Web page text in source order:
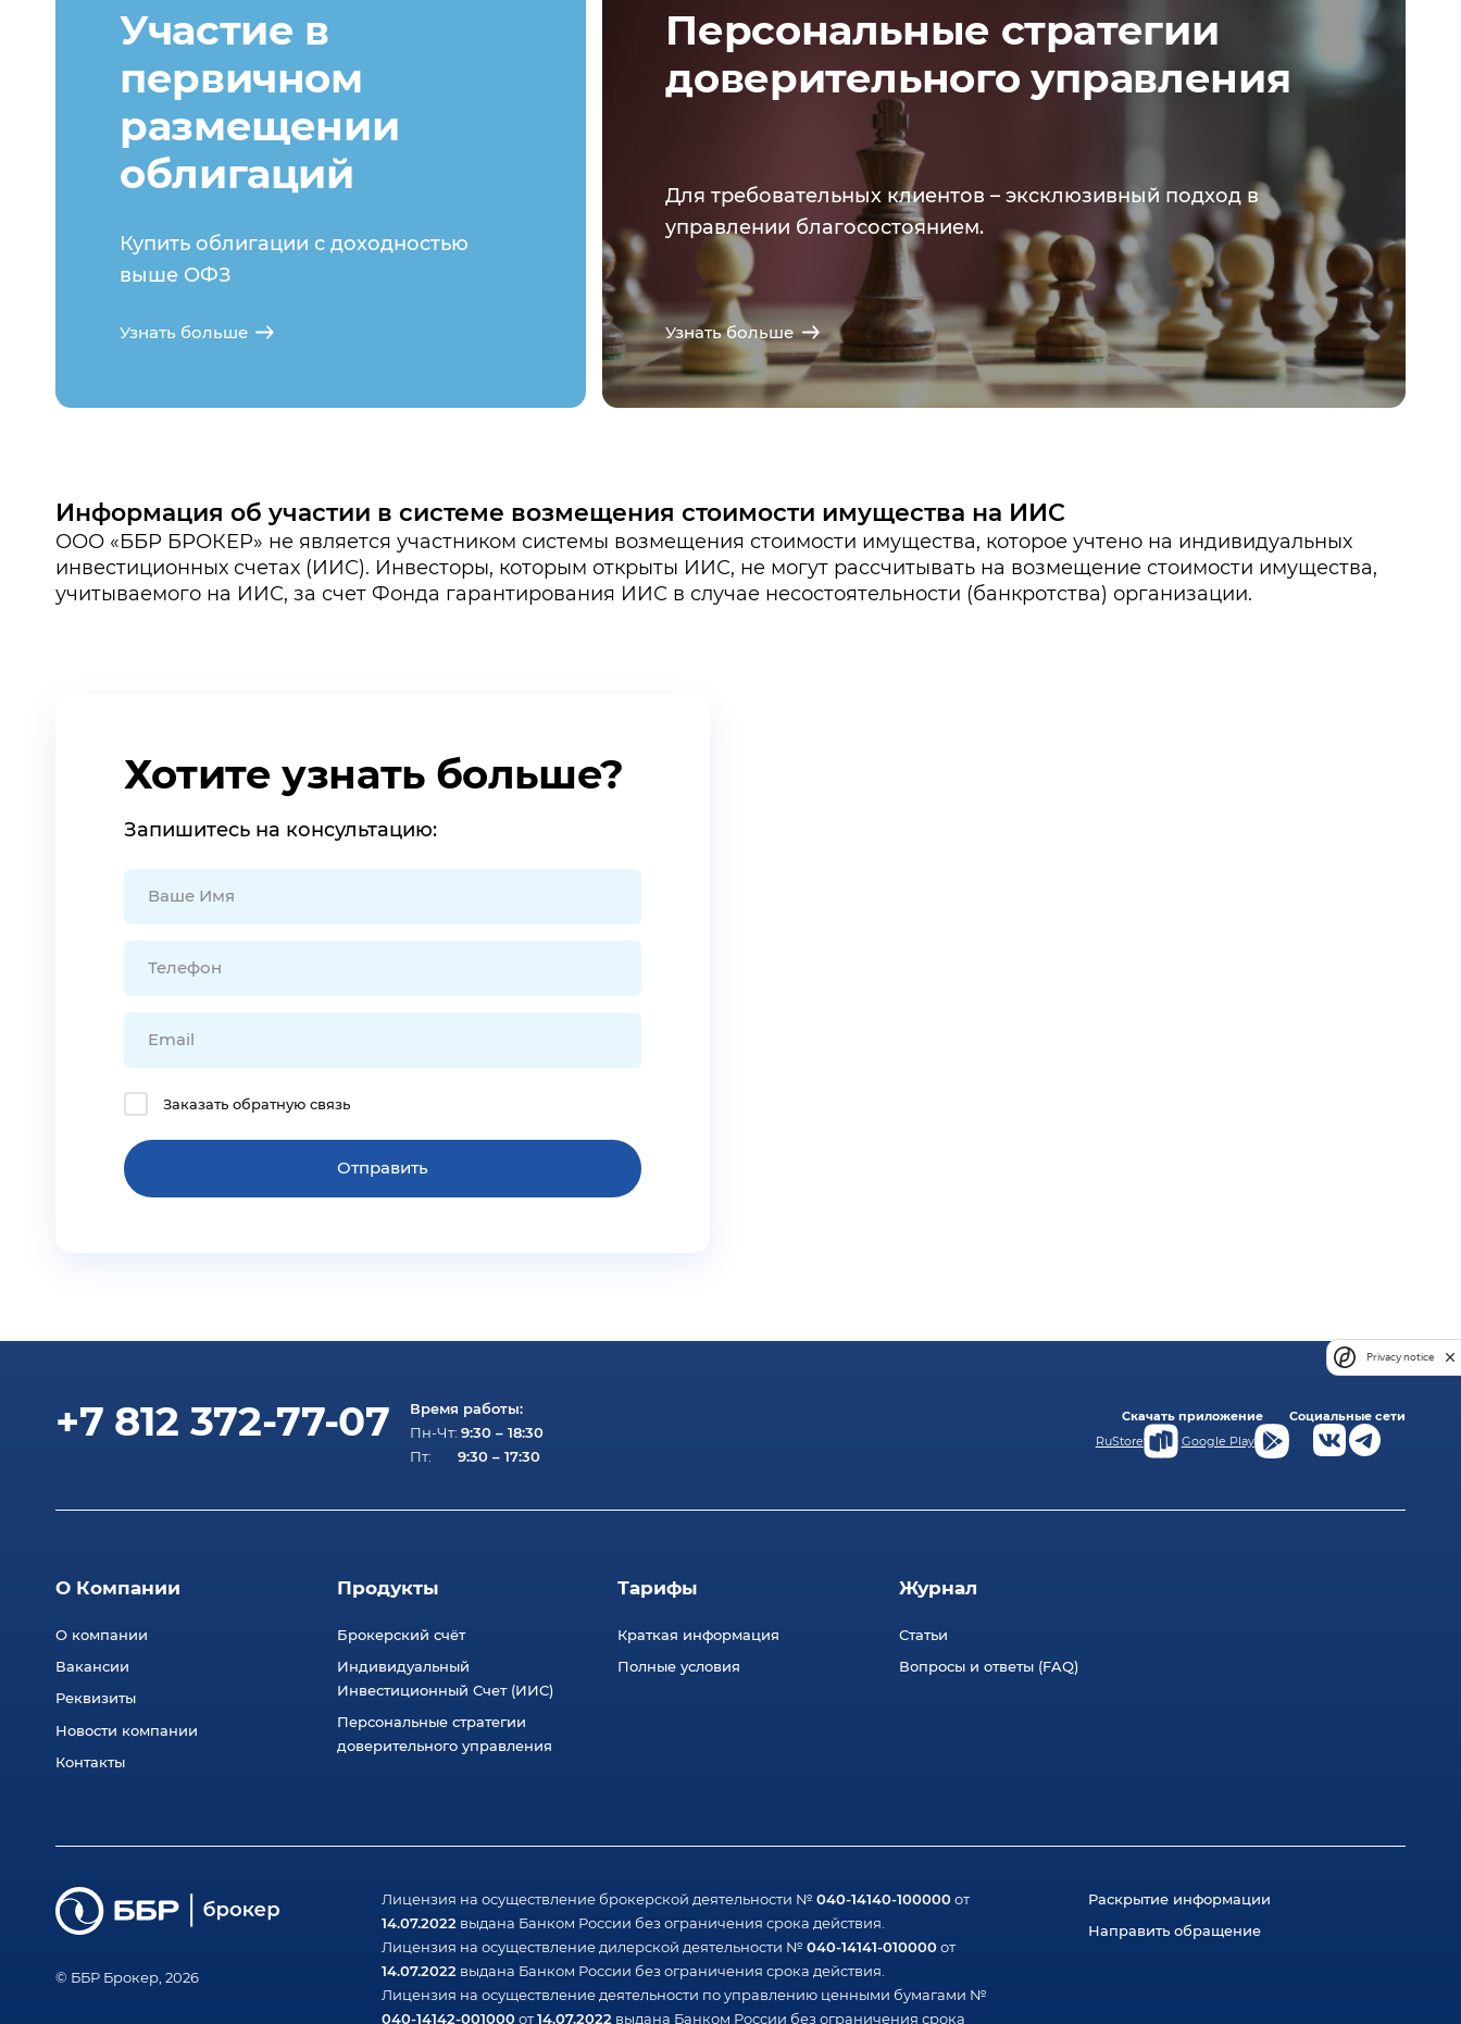
Персональные стратегии
доверительного управления
Для требовательных клиентов – эксклюзивный подход в
управлении благосостоянием.
Узнать больше
Участие в
первичном
размещении
облигаций
Купить облигации с доходностью
выше ОФЗ
Узнать больше
Информация об участии в системе возмещения стоимости имущества на ИИС
ООО «ББР БРОКЕР» не является участником системы возмещения стоимости имущества, которое учтено на индивидуальных
инвестиционных счетах (ИИС). Инвесторы, которым открыты ИИС, не могут рассчитывать на возмещение стоимости имущества,
учитываемого на ИИС, за счет Фонда гарантирования ИИС в случае несостоятельности (банкротства) организации.
Хотите узнать больше?
Запишитесь на консультацию:
Заказать обратную связь
+7 812 372-77-07 Время работы:
Пн-Чт:9:30 – 18:30
Пт: 9:30 – 17:30
Скачать приложение
RuStore Google Play
Социальные сети
О Компании
О компании
Вакансии
Реквизиты
Новости компании
Контакты
Продукты
Брокерский счёт
Индивидуальный
Инвестиционный Счет (ИИС)
Персональные стратегии
доверительного управления
Тарифы
Краткая информация
Полные условия
Журнал
Статьи
Вопросы и ответы (FAQ)
© ББР Брокер, 2026
Лицензия на осуществление брокерской деятельности № 040-14140-100000от
14.07.2022 выдана Банком России без ограничения срока действия.
Лицензия на осуществление дилерской деятельности № 040-14141-010000от
14.07.2022 выдана Банком России без ограничения срока действия.
Лицензия на осуществление деятельности по управлению ценными бумагами №
040-14142-001000от14.07.2022 выдана Банком России без ограничения срока
Раскрытие информации
Направить обращение
Privacy notice